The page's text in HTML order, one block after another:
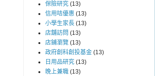
保險研究 (13)
信用咭優惠 (13)
小學生家長 (13)
店舖訪問 (13)
店鋪瀏覽 (13)
政府創科創投基金 (13)
日用品研究 (13)
晚上兼職 (13)